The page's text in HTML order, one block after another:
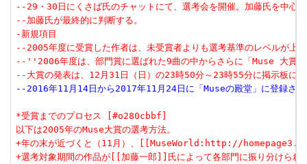
--29・30日にくさば氏のチャットにて、選考会を開催。加藤氏を中心
--加藤氏が最終的に判断する。
-新規項目
--2005年度に受賞した作者は、未受賞者よりも選考基準のレベルが上
--''2006年度は、部門賞に選ばれた9曲の中からさらに「Muse 大賞
--大賞の発表は、12月31日（日）の23時50分～23時55分に掲示板に
--2016年11月14日から2017年11月24日に「Museの殿堂」に登録され
*受賞までのプロセス [#o280cbbf]
以下は2005年のMuse大賞の選考方法。
+年の末が近づくと（11月）、[[MuseWorld:http://
+選考対象期間の作品が[[加藤一郎]]氏によって各部門に振り分けられ